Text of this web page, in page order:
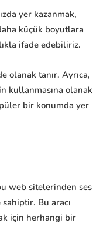
yer kazanmak,
küçük boyutlara
ifade edebiliriz.
olanak tanır. Ayrıca,
kullanmasına olanak
bir konumda yer
web sitelerinden ses
Bu aracı
için herhangi bir